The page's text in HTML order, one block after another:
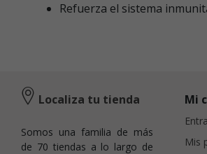
Refuerza el sistema
Localiza tu tienda
Somos una familia de más
de 70 tiendas a lo largo de
Mi
Mis